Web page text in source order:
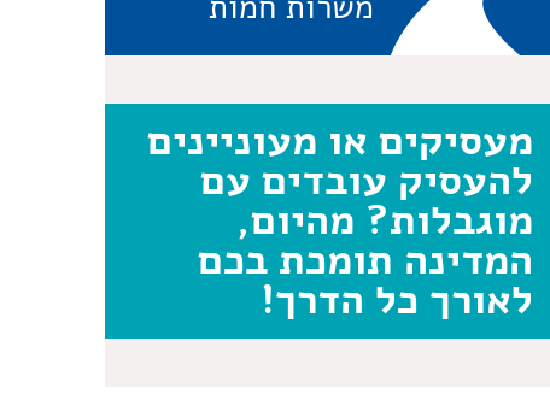
מעסיקים או מעוניינים
להעסיק עובדים עם
מוגבלות? מהיום,
המדינה תומכת בכם
לאורך כל הדרך!